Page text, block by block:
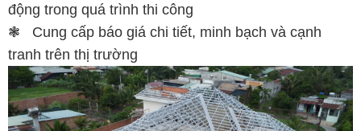
động trong quá trình thi công
❃ Cung cấp báo giá chi tiết, minh bạch và cạnh
tranh trên thị trường